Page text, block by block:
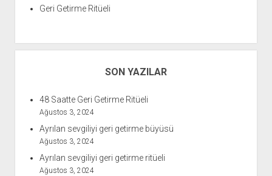
Geri Getirme Ritüeli
SON YAZILAR
48 Saatte Geri Getirme Ritüeli
Ağustos 3, 2024
Ayrılan sevgiliyi geri getirme büyüsü
Ağustos 3, 2024
Ayrılan sevgiliyi geri getirme ritüeli
Ağustos 3, 2024